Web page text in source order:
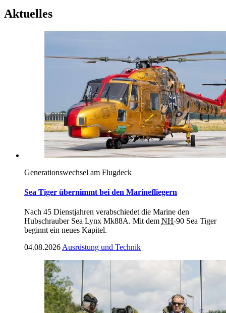
Aktuelles
Generationswechsel am Flugdeck
Sea Tiger übernimmt bei den Marinefliegern
Nach 45 Dienstjahren verabschiedet die Marine den
Hubschrauber Sea Lynx Mk88A. Mit dem NH-90 Sea Tiger
beginnt ein neues Kapitel.
04.08.2026Ausrüstung und Technik